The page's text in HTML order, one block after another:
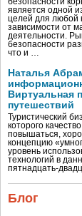
является одной
целей для любой
зависимости от
деятельности.
безопасности
что и …
Наталья
Виртуальная
путешествий
Туристический
которого
повышаться,
концепцию
уровень
технологий в
пятнадцать-
Блог